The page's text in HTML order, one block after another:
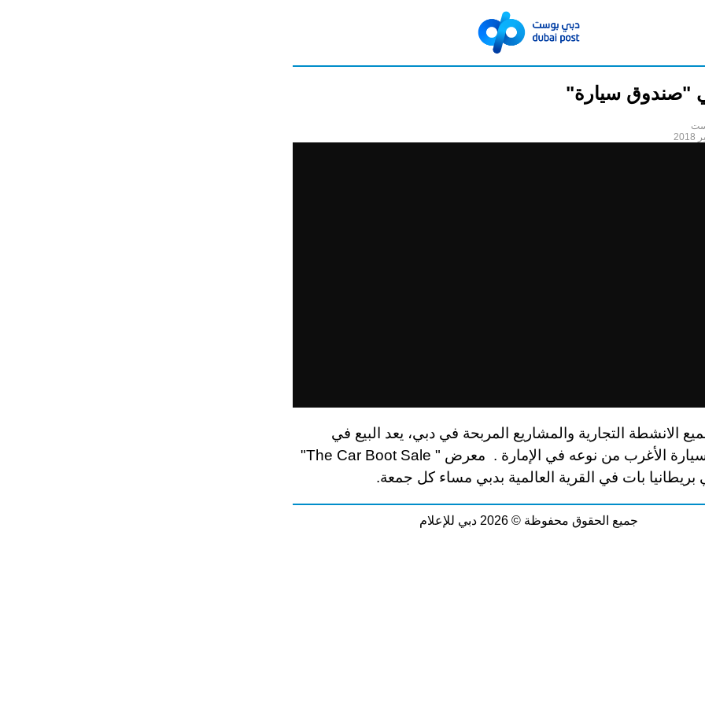
"صندوق سيارة"
الانشطة التجارية والمشاريع المربحة في دبي، يعد البيع في
صندوق السيارة الأغرب من نوعه في الإمارة . معرض " The Car Boot Sale"
بريطانيا بات في القرية العالمية بدبي مساء كل جمعة.
جميع الحقوق محفوظة © 2026 دبي للإعلام